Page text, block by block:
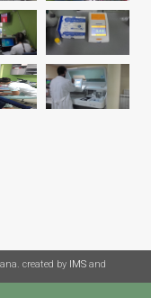
created by IMS and